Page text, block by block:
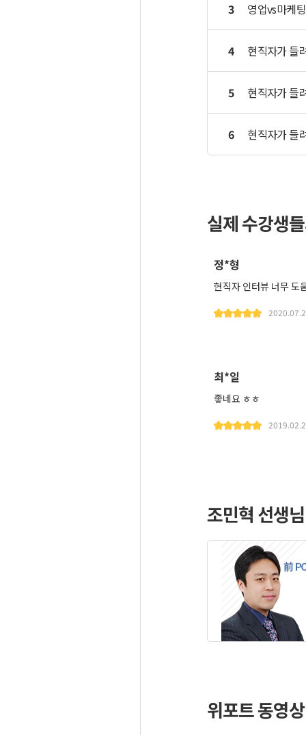
3 영업vs마케
4 현직자가 들
5 현직자가 들
6 현직자가 들
실제 수강생
정*형
현직자 인터뷰 너무 도
최*일
좋네요 ㅎㅎ
조민혁 선생
위포트 동영